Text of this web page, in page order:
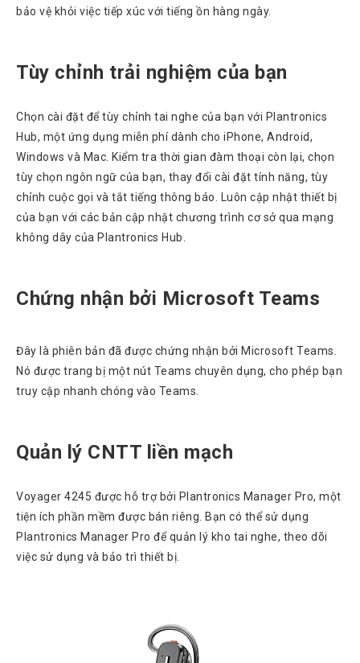
Hàng
Vụ
Sửa
Chữa
bảo vệ khỏi việc tiếp xúc với tiếng ồn hàng ngày.
Tùy chỉnh trải nghiệm của bạn
Chọn cài đặt để tùy chỉnh tai nghe của bạn với Plantronics
Hub, một ứng dụng miễn phí dành cho iPhone, Android,
Windows và Mac. Kiểm tra thời gian đàm thoại còn lại, chọn
tùy chọn ngôn ngữ của bạn, thay đổi cài đặt tính năng, tùy
chỉnh cuộc gọi và tắt tiếng thông báo. Luôn cập nhật thiết bị
của bạn với các bản cập nhật chương trình cơ sở qua mạng
không dây của Plantronics Hub.
Chứng nhận bởi Microsoft Teams
Đây là phiên bản đã được chứng nhận bởi Microsoft Teams.
Nó được trang bị một nút Teams chuyên dụng, cho phép bạn
truy cập nhanh chóng vào Teams.
Quản lý CNTT liền mạch
Voyager 4245 được hỗ trợ bởi Plantronics Manager Pro, một
tiện ích phần mềm được bán riêng. Bạn có thể sử dụng
Plantronics Manager Pro để quản lý kho tai nghe, theo dõi
việc sử dụng và bảo trì thiết bị.